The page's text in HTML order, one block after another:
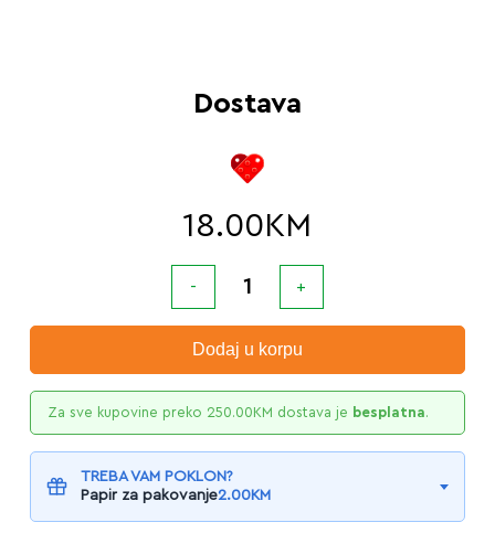
Dostava
18.00 KM
Dodaj u korpu
Za sve kupovine preko 250.00 KM dostava je besplatna.
TREBA VAM POKLON?
Papir za pakovanje2.00KM